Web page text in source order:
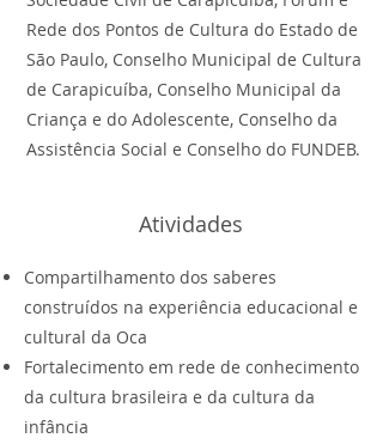
Rede dos Pontos de Cultura do Estado de
São Paulo, Conselho Municipal de Cultura
de Carapicuíba, Conselho Municipal da
Criança e do Adolescente, Conselho da
Assistência Social e Conselho do FUNDEB.
Compartilhamento dos saberes
construídos na experiência educacional e
cultural da Oca
Fortalecimento em rede de conhecimento
da cultura brasileira e da cultura da
infância
Atividades